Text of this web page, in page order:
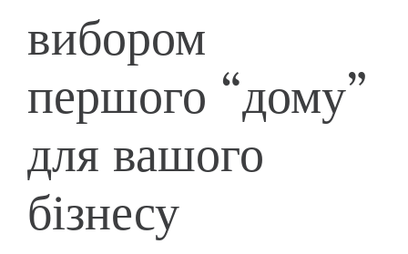
вибором
першого “дому”
для вашого
бізнесу